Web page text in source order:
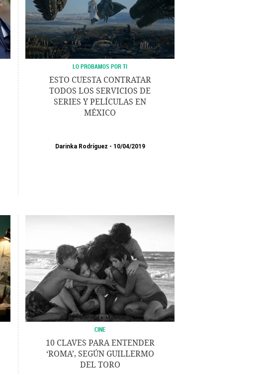
LO PROBAMOS POR TI
ESTO CUESTA CONTRATAR
TODOS LOS SERVICIOS DE
SERIES Y PELÍCULAS EN
MÉXICO
Darinka Rodríguez 10/04/2019
CINE
10 CLAVES PARA ENTENDER
‘ROMA’, SEGÚN GUILLERMO
DEL TORO